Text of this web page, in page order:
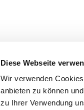
Diese Webseite
Wir verwenden
anbieten zu können
zu Ihrer Verwendung